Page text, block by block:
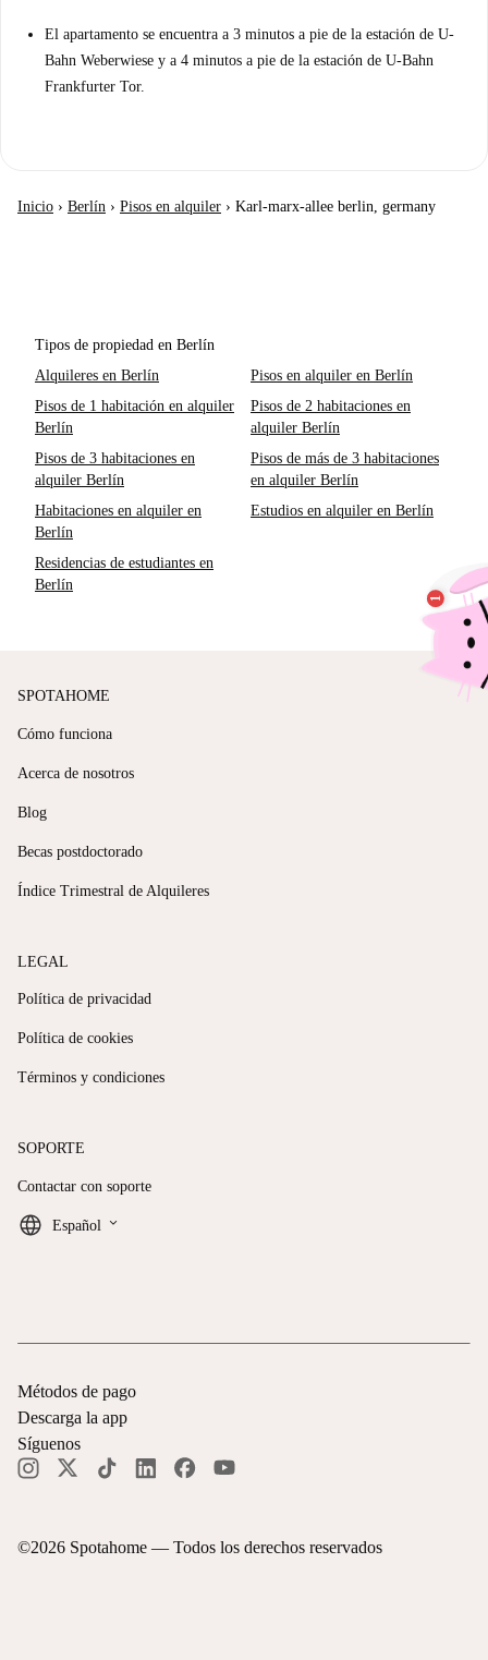
El apartamento se encuentra a 3 minutos a pie de la estación de U-
Bahn Weberwiese y a 4 minutos a pie de la estación de U-Bahn
Frankfurter Tor.
Inicio › Berlín › Pisos en alquiler › Karl-marx-allee berlin, germany
Tipos de propiedad en Berlín
Alquileres en Berlín
Pisos en alquiler en Berlín
Pisos de 1 habitación en alquiler
Berlín
Pisos de 2 habitaciones en
alquiler Berlín
Pisos de 3 habitaciones en
alquiler Berlín
Pisos de más de 3 habitaciones
en alquiler Berlín
Habitaciones en alquiler en
Berlín
Estudios en alquiler en Berlín
Residencias de estudiantes en
Berlín
SPOTAHOME
Cómo funciona
Acerca de nosotros
Blog
Becas postdoctorado
Índice Trimestral de Alquileres
LEGAL
Política de privacidad
Política de cookies
Términos y condiciones
SOPORTE
Contactar con soporte
Español keyboard_arrow_down
©2026 Spotahome — Todos los derechos reservados
Métodos de pago
Descarga la app
Síguenos